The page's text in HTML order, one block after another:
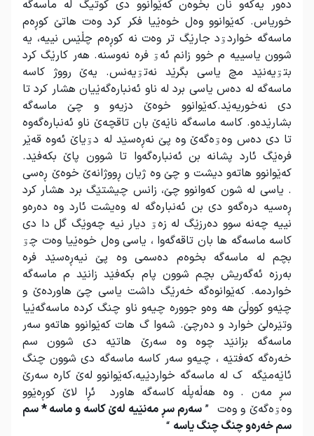
ده‌ور یه‌که‌و نان بخوه‌ن که‌ێوانوو دی کوتیگ له ماسه‌گه‌
خوریاس. که‌ێوانوو وه‌ل خوه‌ێیا فکر کرد وه‌ت هاتێ کوڕه‌م
ماسه‌گه‌ خواردۊد جارێگ تر وه‌ت نه کوڕه‌م چڵێس نییه، یه
شوون یاسییه م خوو زانم ئه‌ۊ فره نه‌وسنه‌. هه‌ر کارێگ کرد
بتۊیه‌نێد مچ یاسی بگرێد نه‌تۊیه‌نس. یه‌ێ رووژ کاسه
ماسه‌گه‌ له ده‌س یاسی برد له ناو ئه‌نباره‌گه‌ێیان هشار کرد تا
دی نه‌خوریه‌ێد.که‌ێوانوو خوه‌ێ دزیه‌و و چێ ماسه‌گه‌
بشارێده‌و. کاسه‌ ماسه‌گه‌ ناێه‌ێ بان تاقچه‌ێ ناو ئه‌نباره‌گەوە‌
تا دی ده‌س وه‌ۊه‌گه‌ێ وه پێ نه‌ڕه‌سێد له دۊیاێ ئه‌وه قه‌ێر
فره‌ێگ ئارد پشانه بن ئه‌نباره‌گه‌وا تا شوون پاێ بکه‌فێد.
که‌ێوانوو هاتەو دیشت و چێ وه ژیان ڕووژانه‌ێ خوه‌ێ ڕه‌سی
. یاسی له شون که‌وانوو چێ، زانس چیشتێگ برد هشار کرد
ڕه‌سیه دره‌گه‌و دی بن ئه‌نباره‌گه‌ له وه‌یشت ئارد وه ده‌ره‌و
نییه چه‌نه‌ سوو ده‌رزێگ له زه‌ۊ دیار نیه چه‌وێگ گل دا دی
کاسه‌ ماسه‌گه‌ ها بان تاقه‌گه‌وا ، یاسی وه‌ل خوه‌ێیا وه‌ت چۊ
بچم له ماسه‌گه‌ بخوه‌م ده‌سمی وه پێ نیه‌ڕه‌سێد فره
به‌رزه‌ ئه‌گه‌ریش بچم شوون پام بکه‌فێد زانێد م ماسه‌گه‌
خواردمه. که‌ێوانوه‌گه‌ خه‌رێگ داشت یاسی چێ هاورده‌ێ و
چێه‌و کووڵێ هه‌ وه‌و جووره چیه‌و ناو چنگ کرده ماسه‌گه‌ێیا
وتێره‌لێ خوارد و ده‌رچێ. شه‌وا گ هات که‌ێوانوو هاته‌و سه‌ر
ماسه‌گه‌ بزانێد چوه وه سه‌رێ هاتێه دی شوون سم
خه‌ره‌گه‌ که‌فتێه‌ ، چیه‌و سه‌ر کاسه ماسه‌گه ‌دی شوون چنگ
ئاێه‌مێگه ک له ماسه‌گه‌ خواردێیه‌،که‌ێوانوو له‌ێ کاره سه‌رێ
سڕ مه‌ن . وه هه‌ڵه‌پڵه‌ کاسه‌گه‌ هاورد ئڕا لاێ کوڕه‌ێوو
وه‌ۊه‌گه‌ێ و وه‌ت ”سه‌رم سڕ مه‌نێیه‌ له‌ێ کاسه‌ و ماسه * سم
سم خه‌ره‌و چنگ چنگ یاسه “